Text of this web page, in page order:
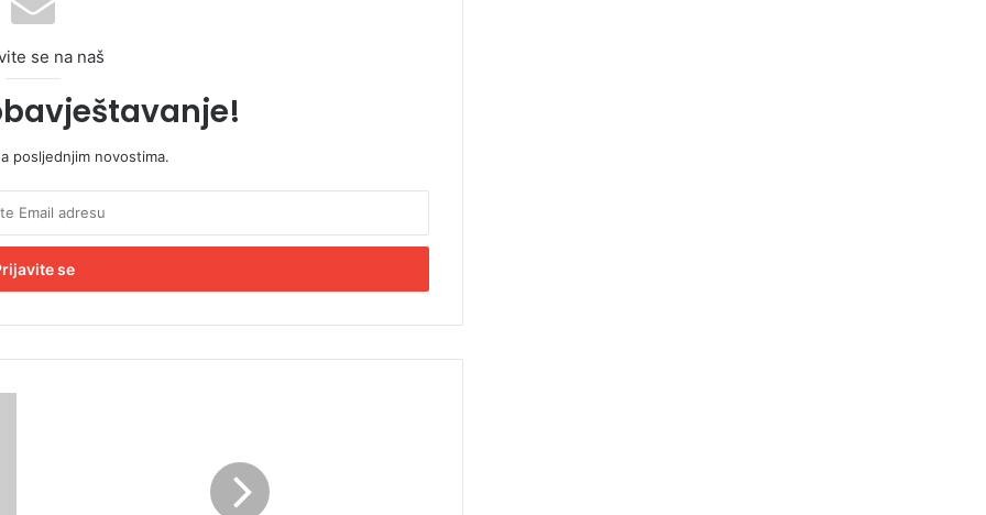
se na naš
posljednjim novostima.